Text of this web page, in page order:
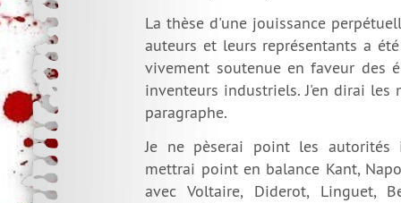
La thèse d'une jouissance
auteurs et leurs représentants a
vivement soutenue en faveur des
inventeurs industriels. J'en dirai les
paragraphe.
Je ne pèserai point les
mettrai point en balance Kant,
avec Voltaire, Diderot, Linguet,